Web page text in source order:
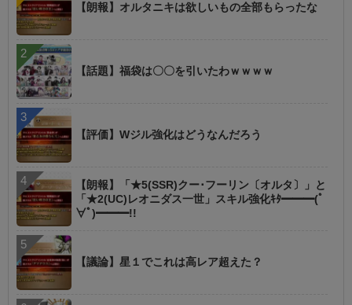
【朗報】オルタニキは欲しいもの全部もらったな
【話題】福袋は〇〇を引いたわｗｗｗｗ
【評価】Wジル強化はどうなんだろう
【朗報】「★5(SSR)クー･フーリン〔オルタ〕」と
「★2(UC)レオニダス一世」スキル強化ｷﾀ━━━(ﾟ
∀ﾟ)━━━!!
【議論】星１でこれは高レア超えた？